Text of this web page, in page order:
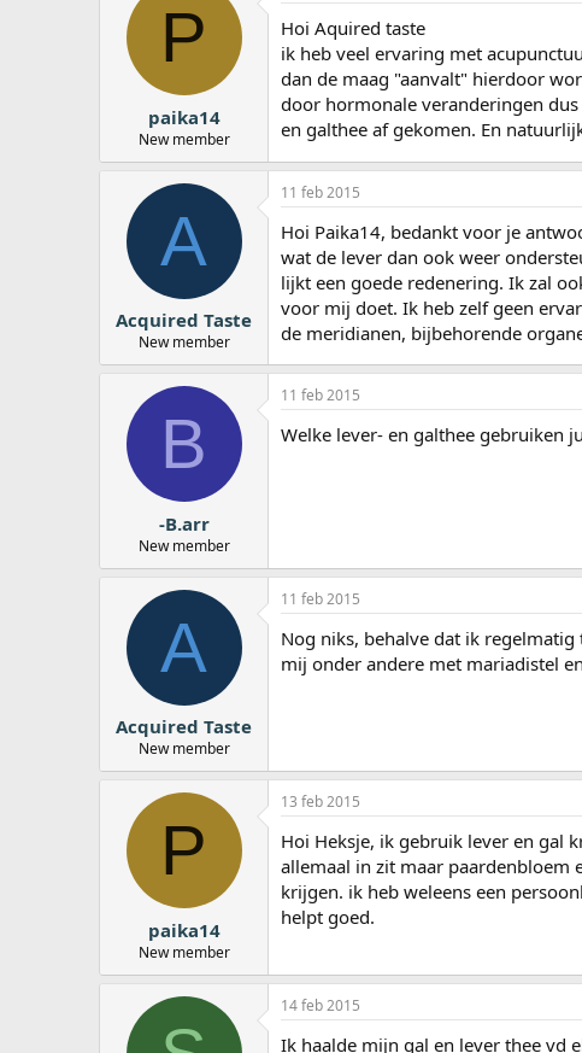
P
paika14
New member
Hoi Aquired taste
ik heb veel ervaring met
dan de maag "aanvalt" hierdoor
door hormonale veranderingen
en galthee af gekomen. En
A
Acquired Taste
New member
11 feb 2015
Hoi Paika14, bedankt voor je
wat de lever dan ook weer
lijkt een goede redenering. Ik zal
voor mij doet. Ik heb zelf geen
de meridianen, bijbehorende
B
-B.arr
New member
11 feb 2015
Welke lever- en galthee gebruiken
A
Acquired Taste
New member
11 feb 2015
Nog niks, behalve dat ik
mij onder andere met mariadistel
P
paika14
New member
13 feb 2015
Hoi Heksje, ik gebruik lever en gal
allemaal in zit maar paardenbloem
krijgen. ik heb weleens een
helpt goed.
14 feb 2015
Ik haalde mijn gal en lever thee vd